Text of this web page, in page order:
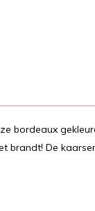
bordeaux
brandt! De